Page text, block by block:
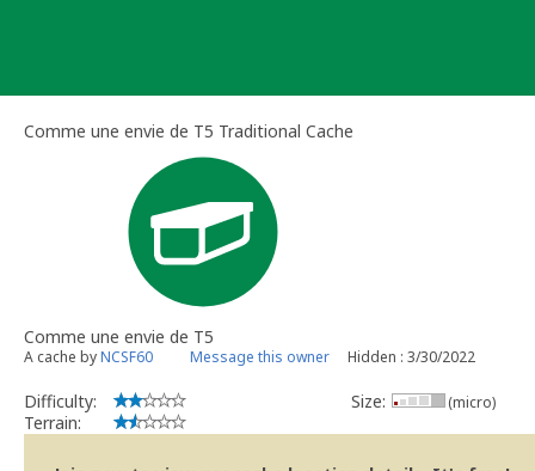
Comme une envie de T5 Traditional Cache
Comme une envie de T5
A cache byNCSF60 Message this owner Hidden : 3/30/2022
Difficulty:
Terrain:
Size: (micro)